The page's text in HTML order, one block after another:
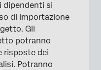
dipendenti si
di importazione
Gli
potranno
risposte dei
Potranno